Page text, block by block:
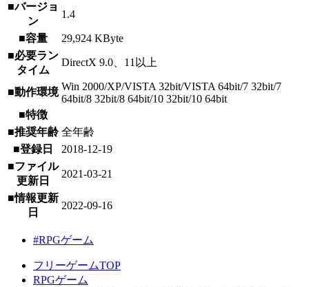
■バージョ
ン
1.4
■容量
29,924 KByte
■必要ラン
タイム
DirectX 9.0、11以上
■動作環境 Win 2000/XP/VISTA 32bit/VISTA 64bit/7 32bit/7
64bit/8 32bit/8 64bit/10 32bit/10 64bit
■特徴
■推奨年齢 全年齢
■登録日
2018-12-19
■ファイル
更新日
2021-03-21
■情報更新
日
2022-09-16
#RPGゲーム
フリーゲームTOP
RPGゲーム